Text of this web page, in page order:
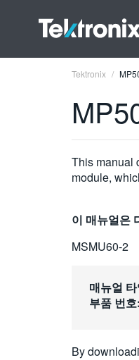
Tektronix
This manual
module,
이 매뉴얼은
MSMU60-2
매뉴얼
부품 번호:
By